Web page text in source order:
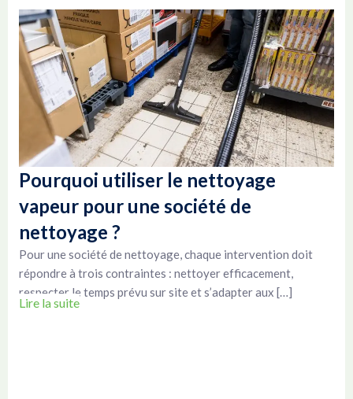
Pourquoi utiliser le nettoyage
vapeur pour une société de
nettoyage ?
Pour une société de nettoyage, chaque intervention doit
répondre à trois contraintes : nettoyer efficacement,
respecter le temps prévu sur site et s’adapter aux […]
Lire la suite